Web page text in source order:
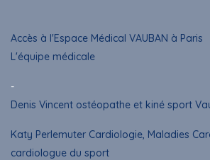
Accès à l'Espace Médical VAUBAN à Paris
L'équipe médicale
-
Denis Vincent ostéopathe et kiné sport
Katy Perlemuter Cardiologie, Maladies
cardiologue du sport